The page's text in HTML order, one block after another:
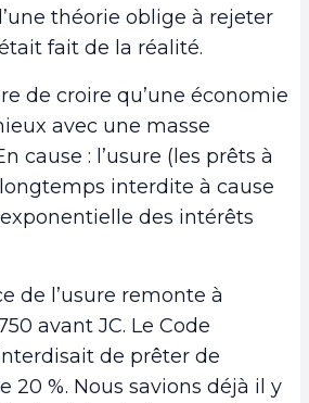
théorie oblige à rejeter
fait de la réalité.
de croire qu’une économie
avec une masse
cause : l’usure (les prêts à
interdite à cause
des intérêts
de l’usure remonte à
avant JC. Le Code
de prêter de
20 %. Nous savions déjà il y